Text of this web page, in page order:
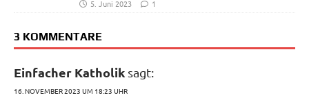
5. Juni 2023
1
3 KOMMENTARE
Einfacher Katholik sagt:
16. NOVEMBER 2023 UM 18:23 UHR